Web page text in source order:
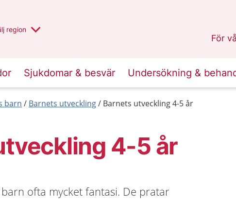
har valt region
en annan
region
För
Sjukdomar & besvär Undersökning &
barn Barnets utveckling Barnets utveckling 4-5 år
4-5 år
ofta mycket fantasi. De pratar